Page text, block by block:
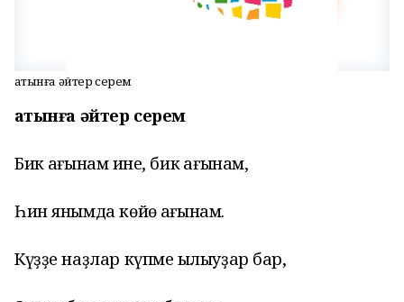
Ҡатынға әйтер серем
Ҡатынға әйтер серем
Бик һағынам һине, бик һағынам,
Һин янымда көйө һағынам.
Күҙҙе наҙлар күпме һылыуҙар бар,